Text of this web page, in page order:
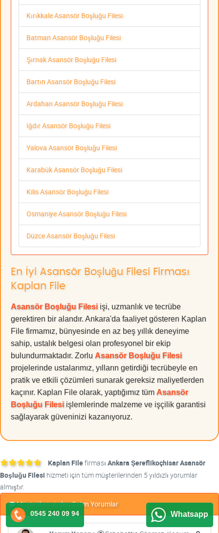
Kırıkkale Asansör Boşluğu Filesi
Batman Asansör Boşluğu Filesi
Şırnak Asansör Boşluğu Filesi
Bartın Asansör Boşluğu Filesi
Ardahan Asansör Boşluğu Filesi
Iğdır Asansör Boşluğu Filesi
Yalova Asansör Boşluğu Filesi
Karabük Asansör Boşluğu Filesi
Kilis Asansör Boşluğu Filesi
Osmaniye Asansör Boşluğu Filesi
Düzce Asansör Boşluğu Filesi
En İyi Asansör Boşluğu Filesi Firması
Kaplan File
Asansör Boşluğu Filesi işi, uzmanlık ve tecrübe
gerektiren bir alandır. Ankara'da faaliyet gösteren Kaplan
File firmamız, bünyesinde en az beş yıllık deneyime
sahip, ustalık belgesi olan profesyonel bir ekip
bulundurmaktadır. Zorlu Asansör Boşluğu Filesi
projelerinde ustalarımız, yılların getirdiği tecrübeyle en
pratik ve etkili çözümleri sunarak gereksiz maliyetlerden
kaçınır. Kaplan File olarak, yaptığımız tüm Asansör
Boşluğu Filesi işlemlerinde malzeme ve işçilik garantisi
sağlayarak güveninizi kazanıyoruz.
Kaplan Filefirması Ankara Şereflikoçhisar Asansör
Boşluğu Filesi hizmeti için tüm müşterilerinden 5 yıldızlı yorumlar
almıştır.
Müşterilerimizden Gelen Yorumlar
0545 240 09 94 Whatsapp